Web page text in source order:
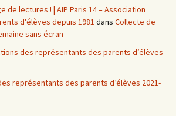
de lectures ! | AIP Paris 14 – Association
d'élèves depuis 1981 dans Collecte de
sans écran
des représentants des parents d’élèves
représentants des parents d’élèves 2021-